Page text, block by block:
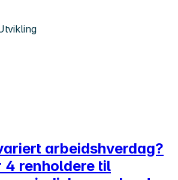
arbeidshverdag?
4 renholdere til